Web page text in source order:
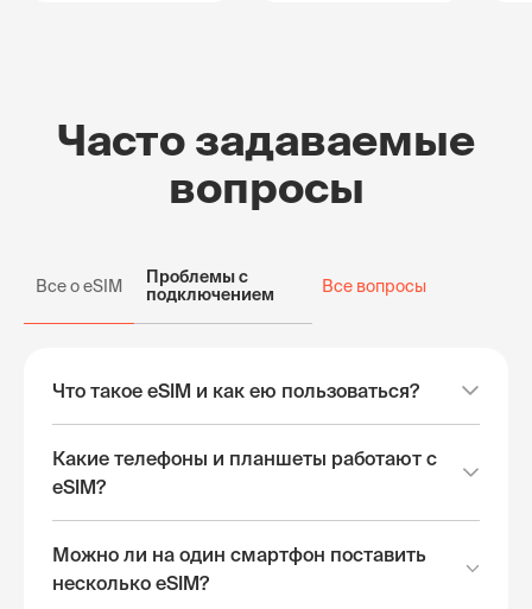
Часто задаваемые
вопросы
Все о eSIM
Проблемы с
подключением
Все вопросы
Что такое eSIM и как ею пользоваться?
Какие телефоны и планшеты работают с
eSIM?
Можно ли на один смартфон поставить
несколько eSIM?